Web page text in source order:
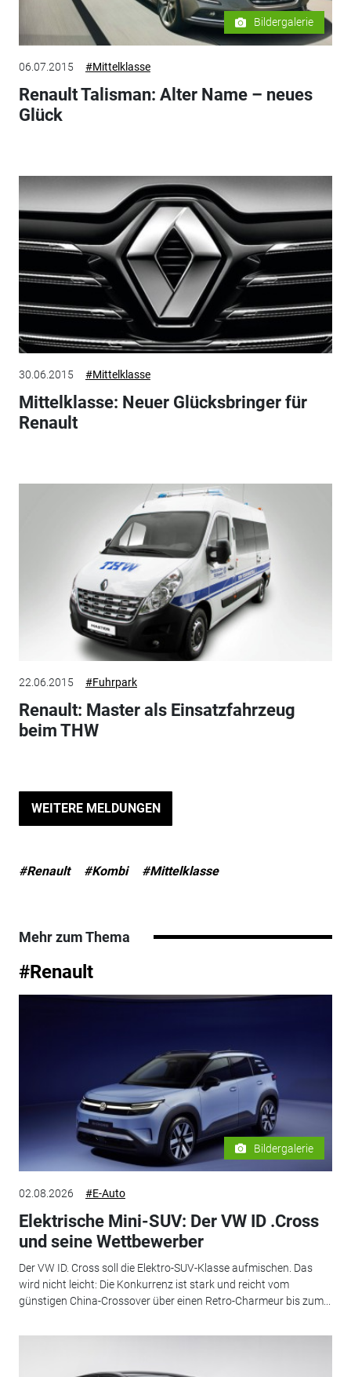
Bildergalerie
06.07.2015 #Mittelklasse
Renault Talisman: Alter Name – neues
Glück
30.06.2015 #Mittelklasse
Mittelklasse: Neuer Glücksbringer für
Renault
22.06.2015 #Fuhrpark
Renault: Master als Einsatzfahrzeug
beim THW
WEITERE MELDUNGEN
#Renault #Kombi #Mittelklasse
Mehr zum Thema
#Renault
Bildergalerie
02.08.2026 #E-Auto
Elektrische Mini-SUV: Der VW ID .Cross
und seine Wettbewerber
Der VW ID. Cross soll die Elektro-SUV-Klasse aufmischen. Das
wird nicht leicht: Die Konkurrenz ist stark und reicht vom
günstigen China-Crossover über einen Retro-Charmeur bis zum...